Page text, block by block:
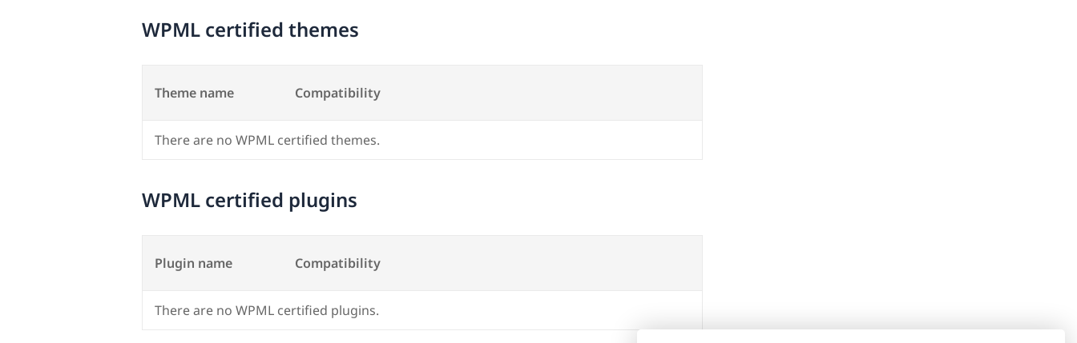
WPML certified themes
Theme name Compatibility
There are no WPML certified themes.
WPML certified plugins
Plugin name Compatibility
There are no WPML certified plugins.